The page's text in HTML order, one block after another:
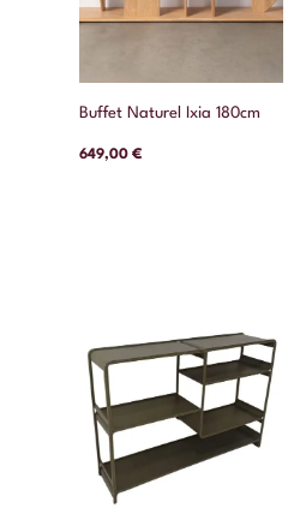
Buffet Naturel Ixia 180cm
649,00€